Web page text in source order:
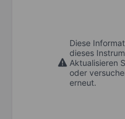
Diese
dieses
Aktualisieren
oder
erneut.